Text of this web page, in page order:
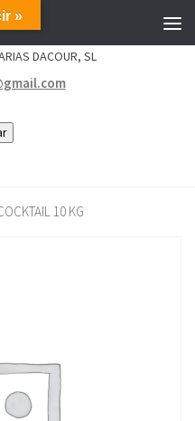
DACOUR, SL
10 KG
»